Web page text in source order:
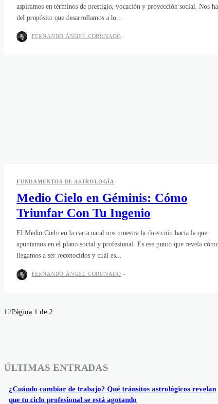
aspiramos en términos de prestigio, vocación y proyección social. Nos
del propósito que desarrollamos a lo...
FERNANDO ÁNGEL CORONADO -
FUNDAMENTOS DE ASTROLOGÍA
Medio Cielo en Géminis: Cómo
Triunfar Con Tu Ingenio
El Medio Cielo en la carta natal nos muestra la dirección hacia la que
apuntamos en el plano social y profesional. Es ese punto que revela
llegamos a ser reconocidos y cuál es...
FERNANDO ÁNGEL CORONADO -
1 2Página 1 de 2
ÚLTIMAS ENTRADAS
¿Cuándo cambiar de trabajo? Qué tránsitos astrológicos revelan
que tu ciclo profesional se está agotando